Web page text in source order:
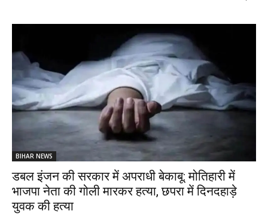
BIHAR NEWS
डबल इंजन की सरकार में अपराधी बेकाबू: मोतिहारी में
भाजपा नेता की गोली मारकर हत्या, छपरा में दिनदहाड़े
युवक की हत्या